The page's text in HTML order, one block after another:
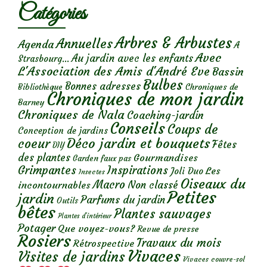
Catégories
AgendaAnnuellesArbres & Arbustes A
Strasbourg... Au jardin avec les enfantsAvec
L'Association des Amis d'André Eve Bassin
Bibliothèque Bonnes adresses Bulbes Chroniques de
Barney Chroniques de mon jardin
Chroniques de Nala Coaching-jardin
Conception de jardins ConseilsCoups de
coeur DIY Déco jardin et bouquetsFêtes
des plantes Garden faux pas Gourmandises
Grimpantes Insectes Inspirations Joli Duo Les
incontournables Macro Non classé Oiseaux du
jardin Outils Parfums du jardinPetites
bêtes Plantes d’intérieur Plantes sauvages
Potager Que voyez-vous? Revue de presse
Rosiers Rétrospective Travaux du mois
Visites de jardins Vivaces Vivaces couvre-sol